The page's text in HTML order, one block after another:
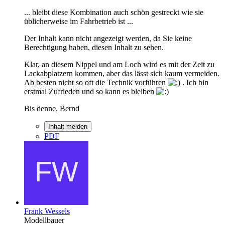
... bleibt diese Kombination auch schön gestreckt wie sie
üblicherweise im Fahrbetrieb ist ...
Der Inhalt kann nicht angezeigt werden, da Sie keine
Berechtigung haben, diesen Inhalt zu sehen.
Klar, an diesem Nippel und am Loch wird es mit der Zeit zu
Lackabplatzern kommen, aber das lässt sich kaum vermeiden.
Ab besten nicht so oft die Technik vorführen
. Ich bin
erstmal Zufrieden und so kann es bleiben
Bis denne, Bernd
Inhalt melden
PDF
Frank Wessels
Modellbauer